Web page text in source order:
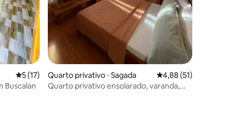
5 de uma avaliação média de 5, 17 avaliações
5 (17)
Buscalan
Quarto privativo ⋅ Sagada 4,88 de uma
4,88 (51)
Quarto privativo ensolarado, varanda,